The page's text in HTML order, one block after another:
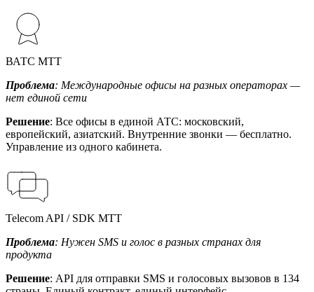
ВАТС МТТ
Проблема: Международные офисы на разных операторах —
нет единой сети
Решение: Все офисы в единой АТС: московский,
европейский, азиатский. Внутренние звонки — бесплатно.
Управление из одного кабинета.
Telecom API / SDK МТТ
Проблема: Нужен SMS и голос в разных странах для
продукта
Решение: API для отправки SMS и голосовых вызовов в 134